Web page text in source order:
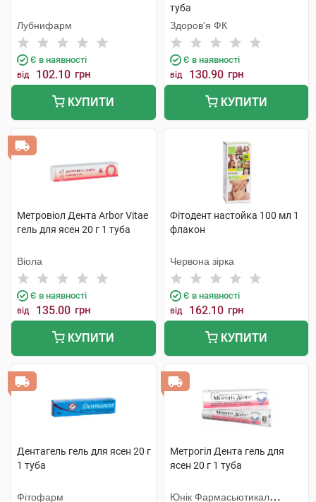
Лубнифарм
Є в наявності
від 102.10 грн
КУПИТИ
туба
Здоров'я ФК
Є в наявності
від 130.90 грн
КУПИТИ
Метровіол Дента Arbor Vitae
гель для ясен 20 г 1 туба
Віола
Є в наявності
від 135.00 грн
КУПИТИ
Фітодент настойка 100 мл 1
флакон
Червона зірка
Є в наявності
від 162.10 грн
КУПИТИ
Дентагель гель для ясен 20 г
1 туба
Фітофарм
Метрогіл Дента гель для
ясен 20 г 1 туба
Юнік Фармасьютикал